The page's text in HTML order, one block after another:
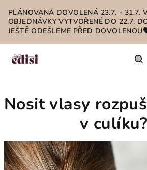
obsah
PLÁNOVANÁ DOVOLENÁ 23.7. - 31.7.
OBJEDNÁVKY VYTVOŘENÉ DO 22.7.
JEŠTĚ ODEŠLEME PŘED
Nosit vlasy
v culíku?